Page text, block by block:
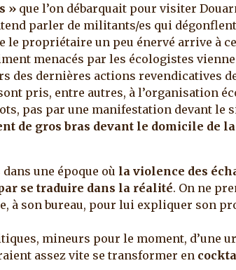
» que l’on débarquait pour visiter
parler de militants/es qui dégonflent
le propriétaire un peu énervé arrive à
menacés par les écologistes
des dernières actions revendicatives
pris, entre autres, à l’organisation
pas par une manifestation devant le
de gros bras devant le domicile de
une époque où la violence des
se traduire dans la réalité. On ne
à son bureau, pour lui expliquer son
mineurs pour le moment, d’une
assez vite se transformer en